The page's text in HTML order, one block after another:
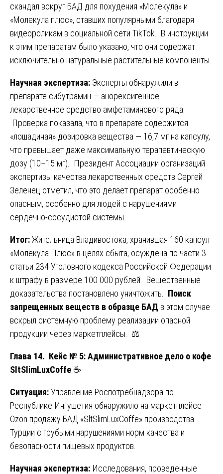
скандал вокруг БАД для похудения «Молекула» и
«Молекула плюс», ставших популярными благодаря
видеороликам в социальной сети TikTok. В инструкции
к этим препаратам было указано, что они содержат
исключительно натуральные растительные компоненты.
Научная экспертиза: Эксперты обнаружили в
препарате сибутрамин — анорексигенное
лекарственное средство амфетаминового ряда.
Проверка показала, что в препарате содержится
«лошадиная» дозировка вещества — 16,7 мг на капсулу,
что превышает даже максимальную терапевтическую
дозу (10–15 мг). Президент Ассоциации организаций
экспертизы качества лекарственных средств Сергей
Зеленец отметил, что это делает препарат особенно
опасным, особенно для людей с нарушениями
сердечно-сосудистой системы.
Итог:Жительница Владивостока, хранившая 160 капсул
«Молекула Плюс» в целях сбыта, осуждена по части 3
статьи 234 Уголовного кодекса Российской Федерации
к штрафу в размере 100 000 рублей. Вещественные
доказательства постановлено уничтожить. Поиск
запрещенных веществ в образце БАД в этом случае
вскрыл системную проблему реализации опасной
продукции через маркетплейсы. ⚖️
Глава 14. Кейс № 5: Административное дело о кофе
SltSlimLuxCoffe ☕
Ситуация:Управление Роспотребнадзора по
Республике Ингушетия обнаружило на маркетплейсе
Ozon продажу БАД «SltSlimLuxCoffe» производства
Турции с грубыми нарушениями норм качества и
безопасности пищевых продуктов.
Научная экспертиза: Исследования, проведенные